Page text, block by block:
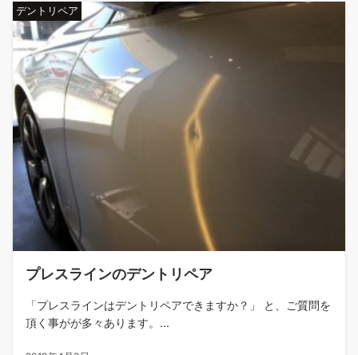
デントリペア
プレスラインのデントリペア
「プレスラインはデントリペアできますか？」 と、ご質問を
頂く事がが多々あります。...